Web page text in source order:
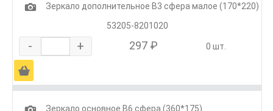
1
Зеркало дополнительное В3 сфера малое (170*220)
53205-8201020
- + 297 ₽ 0 шт.
Ä
Зеркало основное В6 сфера (360*175)